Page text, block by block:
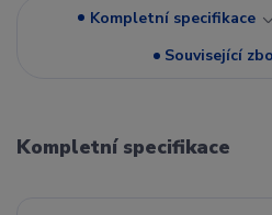
Kompletní specifikace
Související
Kompletní specifikace